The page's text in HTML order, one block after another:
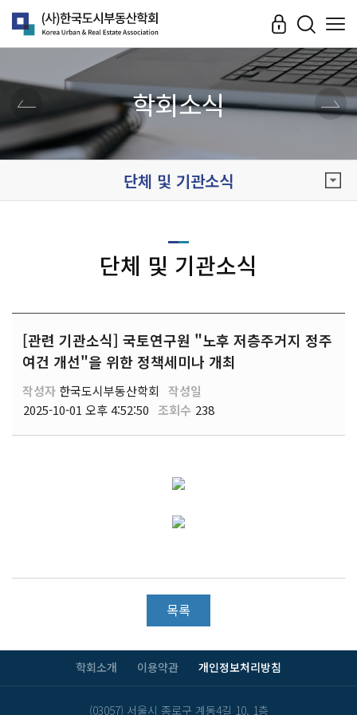
학회소식
단체 및 기관소식
단체 및 기관소식
[관련 기관소식] 국토연구원 "노후 저층주거지 정주
여건 개선"을 위한 정책세미나 개최
작성자 한국도시부동산학회
작성일
2025-10-01 오후 4:52:50 조회수 238
목록
학회소개 이용약관 개인정보처리방침
(03057) 서울시 종로구 계동4길 10, 1층